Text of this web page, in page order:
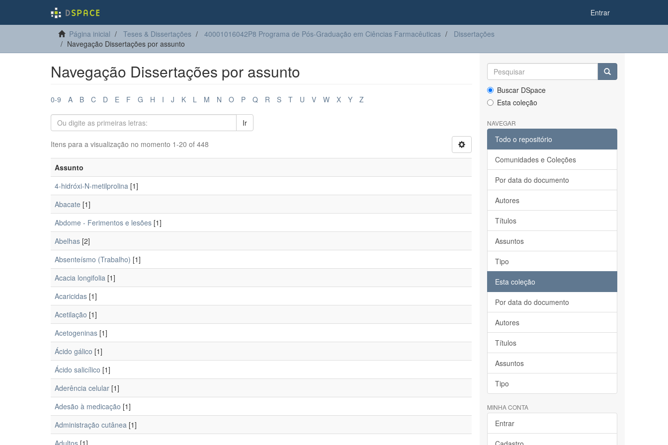
Entrar
Página inicial Teses & Dissertações 40001016042P8 Programa de Pós-Graduação em Ciências Farmacêuticas
Dissertações
Navegação Dissertações por assunto
Navegação Dissertações por assunto
0-9 A B C D E F G H I J K L M N O P Q R S T U V W X Y Z
Ir
Itens para a visualização no momento 1-20 of 448
Assunto
4-hidróxi-N-metilprolina [1]
Abacate [1]
Abdome - Ferimentos e lesões [1]
Abelhas [2]
Absenteísmo (Trabalho) [1]
Acacia longifolia [1]
Acaricidas [1]
Acetilação [1]
Acetogeninas [1]
Ácido gálico [1]
Ácido salicílico [1]
Aderência celular [1]
Adesão à medicação [1]
Administração cutânea [1]
Adultos [1]
Buscar DSpace
Esta coleção
NAVEGAR
Todo o repositório
Comunidades e Coleções
Por data do documento
Autores
Títulos
Assuntos
Tipo
Esta coleção
Por data do documento
Autores
Títulos
Assuntos
Tipo
MINHA CONTA
Entrar